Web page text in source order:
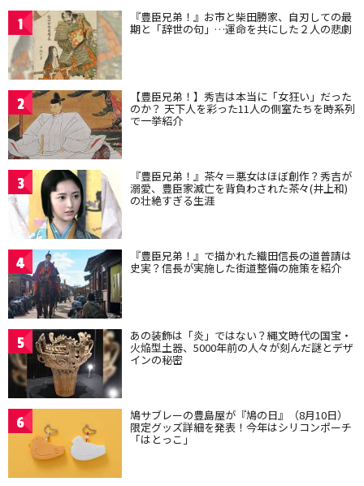
1 『豊臣兄弟！』お市と柴田勝家、自刃しての最
期と「辞世の句」…運命を共にした２人の悲劇
2 【豊臣兄弟！】秀吉は本当に「女狂い」だった
のか？ 天下人を彩った11人の側室たちを時系列
で一挙紹介
3 『豊臣兄弟！』茶々＝悪女はほぼ創作？秀吉が
溺愛、豊臣家滅亡を背負わされた茶々(井上和)
の壮絶すぎる生涯
4 『豊臣兄弟！』で描かれた織田信長の道普請は
史実？信長が実施した街道整備の施策を紹介
5 あの装飾は「炎」ではない？縄文時代の国宝・
火焔型土器、5000年前の人々が刻んだ謎とデザ
インの秘密
6 鳩サブレーの豊島屋が『鳩の日』（8月10日）
限定グッズ詳細を発表！今年はシリコンポーチ
「はとっこ」